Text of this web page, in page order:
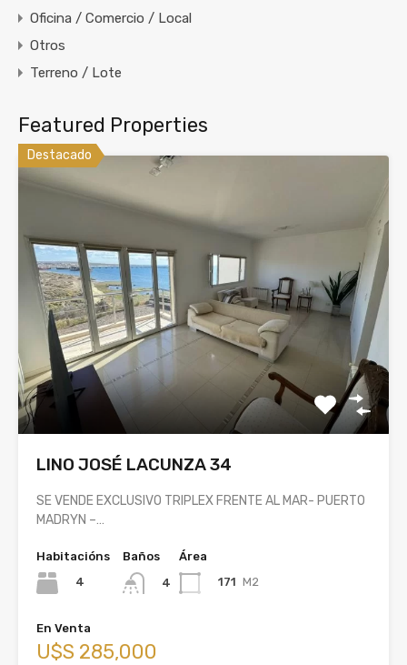
Oficina / Comercio / Local
Otros
Terreno / Lote
Featured Properties
Destacado
LINO JOSÉ LACUNZA 34
SE VENDE EXCLUSIVO TRIPLEX FRENTE AL MAR- PUERTO
MADRYN –…
Habitacións
4
Baños
4
Área
171 M2
En Venta
U$S 285,000